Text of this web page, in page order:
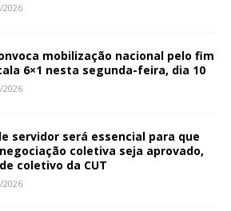
2026
mobilização nacional pelo fim
6×1 nesta segunda-feira, dia 10
2026
servidor será essencial para que
coletiva seja aprovado,
coletivo da CUT
2026